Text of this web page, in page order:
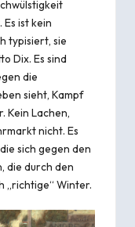
ist kein
typisiert, sie
Dix. Es sind
die
sieht, Kampf
Kein Lachen,
nicht. Es
sich gegen den
die durch den
„richtige“ Winter.